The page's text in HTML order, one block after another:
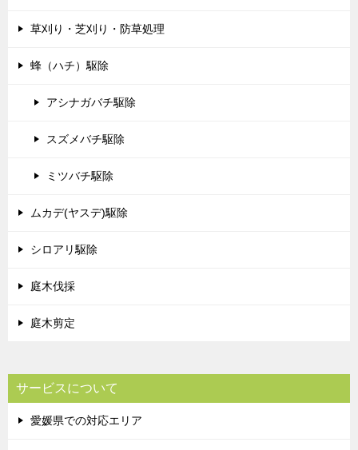
草刈り・芝刈り・防草処理
蜂（ハチ）駆除
アシナガバチ駆除
スズメバチ駆除
ミツバチ駆除
ムカデ(ヤスデ)駆除
シロアリ駆除
庭木伐採
庭木剪定
サービスについて
愛媛県での対応エリア